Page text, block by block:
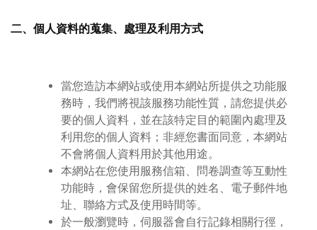
二、個人資料的蒐集、處理及利用方式
當您造訪本網站或使用本網站所提供之功能服
務時，我們將視該服務功能性質，請您提供必
要的個人資料，並在該特定目的範圍內處理及
利用您的個人資料；非經您書面同意，本網站
不會將個人資料用於其他用途。
本網站在您使用服務信箱、問卷調查等互動性
功能時，會保留您所提供的姓名、電子郵件地
址、聯絡方式及使用時間等。
於一般瀏覽時，伺服器會自行記錄相關行徑，